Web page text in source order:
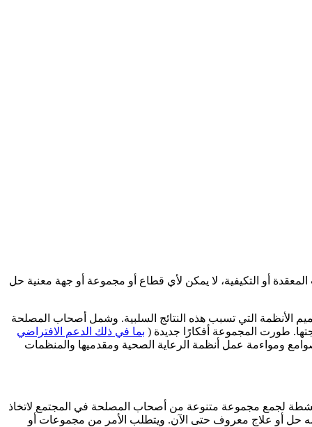
المعقدة أو التكيفية، لا يمكن لأي قطاع أو مجموعة أو جهة معنية حل
التي تسبب هذه النتائج السلبية. وشمل أصحاب المصلحة
طورت المجموعة أفكارًا جديدة ( بما في ذلك الدعم الافتراضي
ومواءمة عمل أنظمة الرعاية الصحية ومقدميها والمنظمات
لجمع مجموعة متنوعة من أصحاب المصلحة في المجتمع لاتخاذ
حل أو علاج معروف حتى الآن. ويتطلب الأمر من مجموعات أو